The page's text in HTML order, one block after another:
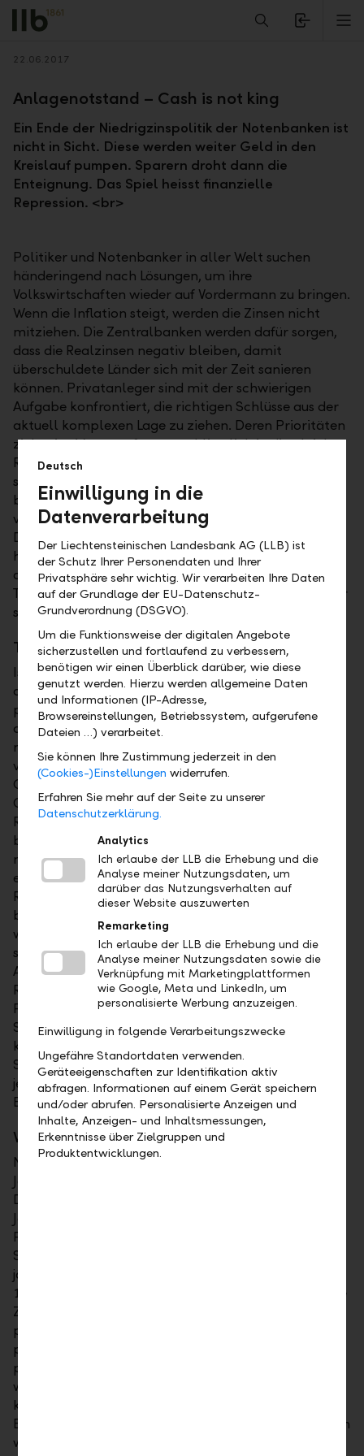
Alerts.Headline
Zurück
22.06.2017
Anlagenotstand – Cash is not king
Ein Ende der Niedrigzinspolitik der Notenbanken ist
nicht in Sicht. Diese werden weiter Geld in den
Kreislauf pumpen. Sparern droht dann die
Enteignung. Das Spiel heisst finanzielle
Repression. <br>
Politiker und Notenbanker in aller Welt suchen
händeringend nach Lösungen, um ihre
Volkswirtschaften wieder auf Vordermann zu bringen.
Wenn die Inflation steigt, werden die Zinsen nicht
mitziehen. Die Zentralbanken werden dafür sorgen,
dass die Realzinsen negativ bleiben, damit
überschuldete Länder sich mit der Zeit sanieren
können. Privatanleger sind mit der schwierigen
Aufgabe konfrontiert, die richtigen Schlüsse aus der
aktuell komplexen Lage zu ziehen. Deren Prioritäten
zielen im Moment fast ausschliesslich in die gleiche
Richtung: Bei der Veranlagung der Vermögenswerte
steht das Thema Sicherheit ganz oben. Sie
bevorzugen traditionelle, einfache Anlagen, die sie
verstehen und bei denen das Risiko überschaubar ist.
Doch auch diese sogenannten "sicheren Anlagen"
haben ihre Tücken. Die Zinsen, die Anleger zurzeit
dafür bekommen, sind auf einem historischen
Tiefststand. Obligationenrenditen sicherer Schuldner
sind nach Kosten und Inflation bescheiden.
Teure Anleihen
Ist es daher ratsam, Vermögenswerte ausschliesslich
auf dem Sparkonto oder in Festgeldanlagen zu
parken? Trotz der grossen Unsicherheit sollte man
auf Obligationen nicht verzichten. Anleihen liefern
nämlich eine bessere Verzinsung. Selbst wenn man
von einem moderaten Zinsanstieg ausgeht, ist der
Gewinn mit einer – beispielsweise fünfjährigen –
Obligation grösser als jener mit Festgeld. Die
Renditen sind zwar unattraktiv, aber daran wird sich
bis auf Weiteres nichts ändern. Hier ist ein Umdenken
nötig. Die Zeit ist definitiv vorbei, als man mit einer
einigermassen sicheren Anleihe eine ansprechende
Rendite erzielen konnte. Das Potenzial ist
bescheiden. Anleihen sind teuer geworden, und das
werden sie auch auf absehbare Zeit bleiben. Es lohnt
sich deshalb nicht zu warten, bis sie billig werden.
Anleihen mit schlechter Bonität zu kaufen, um mehr
Rendite zu erhalten, ist nur für ein gut diversifiziertes
Portfolio zu empfehlen. Wenn die Wirtschaft ins
Stocken gerät oder die Eurokrise sich verschärft,
kommen solche Anleihen als Erstes unter Druck. An
Stolpersteinen für die Konjunktur mangelt es
jedenfalls nicht. Besser ist es, zu Anleihen guter
Bonität mit langer Laufzeit zu greifen.
Verlorene Aktienjahre?
Nach den starken Kursavancen der vergangenen
Jahre sind die Investoren zurückhaltender geworden.
Dies obwohl der Swiss Market Index (SMI) in diesem
Jahr schon über 9 Prozent gestiegen ist. Seit der
Finanzkrise im Jahr 2008 liegt die Performance des
SMI gar bei über 108 Prozent. Zum Vergleich: Die
jährliche Durchschnittsrendite Schweizer Aktien seit
1926 beträgt 7,5 Prozent p.a. Woher kommt also die
Zurückhaltung der Investoren? Sie ist vor allem dem
politischen Umfeld geschuldet. Die Börsen sind so
politisch wie nie, jedoch sind wir überzeugt, dass die
politischen Risiken überwertet werden. Nun ist es
wieder an der Zeit, sich auf die Marktfakten zu
konzentrieren. Dessen ungeachtet hält die
Börsenrally dank der Liquiditätsflut der Notenbanken
weiter an. Auch wenn kurzfristig Vorsicht geboten ist
Deutsch
Einwilligung in die
Datenverarbeitung
Der Liechtensteinischen Landesbank AG (LLB) ist
der Schutz Ihrer Personendaten und Ihrer
Privatsphäre sehr wichtig. Wir verarbeiten Ihre Daten
auf der Grundlage der EU-Datenschutz-
Grundverordnung (DSGVO).
Um die Funktionsweise der digitalen Angebote
sicherzustellen und fortlaufend zu verbessern,
benötigen wir einen Überblick darüber, wie diese
genutzt werden. Hierzu werden allgemeine Daten
und Informationen (IP-Adresse,
Browsereinstellungen, Betriebssystem, aufgerufene
Dateien …) verarbeitet.
Sie können Ihre Zustimmung jederzeit in den
(Cookies-)Einstellungen widerrufen.
Erfahren Sie mehr auf der Seite zu unserer
Datenschutzerklärung.
Analytics
Ich erlaube der LLB die Erhebung und die
Analyse meiner Nutzungsdaten, um
darüber das Nutzungsverhalten auf
dieser Website auszuwerten
Remarketing
Ich erlaube der LLB die Erhebung und die
Analyse meiner Nutzungsdaten sowie die
Verknüpfung mit Marketingplattformen
wie Google, Meta und LinkedIn, um
personalisierte Werbung anzuzeigen.
Einwilligung in folgende Verarbeitungszwecke
Ungefähre Standortdaten verwenden.
Geräteeigenschaften zur Identifikation aktiv
abfragen. Informationen auf einem Gerät speichern
und/oder abrufen. Personalisierte Anzeigen und
Inhalte, Anzeigen- und Inhaltsmessungen,
Erkenntnisse über Zielgruppen und
Produktentwicklungen.